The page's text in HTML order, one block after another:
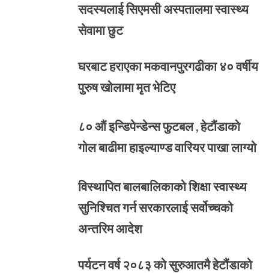
सदस्यलाई सिएमसी अस्पतालमा स्वास्थ्य
सेवामा छुट
घरबाट हराएका मकवानपुरगढीका ४० वर्षीय
पुरुष खोलामा मृत भेटिए
८० औं इन्डिपेन्डेन्स फुटबल , हेटौंडाको
गोल बाढीमा हाइल्याण्ड वारियर पाखा लाग्यो
विस्थापित बालबालिकाको शिक्षा स्वास्थ्य
सुनिश्चित गर्न सरकारलाई सर्वोच्चको
अन्तरिम आदेश
पर्यटन वर्ष २०८३ को सुरुआतमै हेटौंडाको